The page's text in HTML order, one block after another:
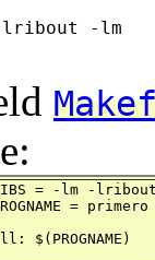
-lribout -lm
= -lm -
= primero
$(PROGNAME)